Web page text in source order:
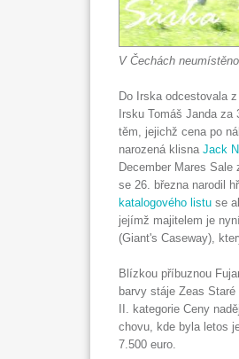
V Čechách
Do Irska odcestovala
Irsku Tomáš Janda
těm, jejichž cena po
narozená klisna Jack
December Mares
se 26. března narodil
katalogového listu se
jejímž majitelem je
(Giant's Caseway),
Blízkou příbuznou
barvy stáje Zeas
II. kategorie Ceny
chovu, kde byla letos
7.500 euro.